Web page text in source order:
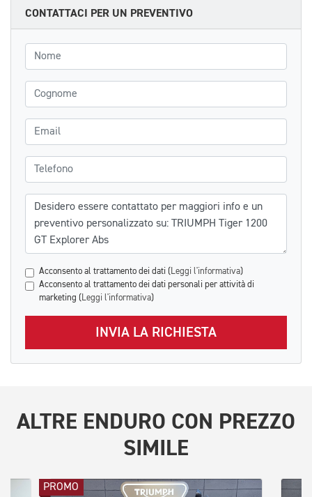
CONTATTACI PER UN PREVENTIVO
Nome
Cognome
Email
Telefono
Messaggio
Acconsento al trattamento dei dati ( Leggi l'informativa)
Acconsento al trattamento dei dati personali per attività di
marketing ( Leggi l'informativa)
INVIA LA RICHIESTA
ALTRE ENDURO CON PREZZO
SIMILE
PROMO